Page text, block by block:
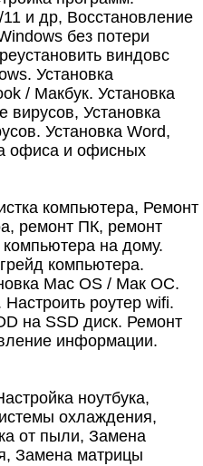
и др, Восстановление
без потери
виндовс
Установка
/ Макбук. Установка
Установка
Установка Word,
офиса и офисных
компьютера, Ремонт
ремонт ПК, ремонт
на дому.
компьютера.
Mac OS / Мак ОС.
роутер wifi.
на SSD диск. Ремонт
информации.
ноутбука,
охлаждения,
от пыли, Замена
Замена матрицы